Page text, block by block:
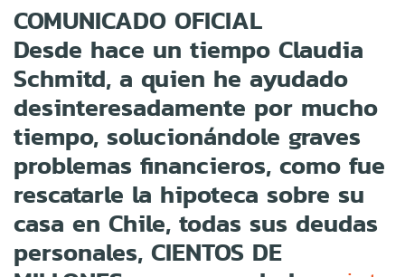
COMUNICADO OFICIAL
Desde hace un tiempo Claudia
Schmitd, a quien he ayudado
desinteresadamente por mucho
tiempo, solucionándole graves
problemas financieros, como fue
rescatarle la hipoteca sobre su
casa en Chile, todas sus deudas
personales, CIENTOS DE